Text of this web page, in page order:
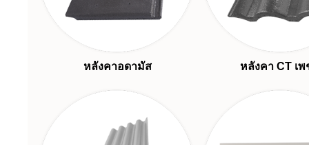
หลังคาอดามัส หลังคา CT เพ